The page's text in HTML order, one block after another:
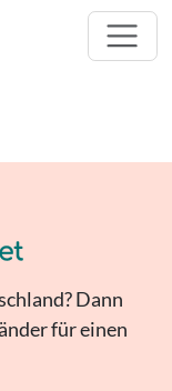
Dann
für einen